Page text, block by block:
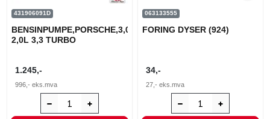
431906091D
BENSINPUMPE,PORSCHE,3,0,3,2,2,7.928,924
2,0L 3,3 TURBO
1.245,-
996,- eks.mva
063133555
FORING DYSER (924)
34,-
27,- eks.mva